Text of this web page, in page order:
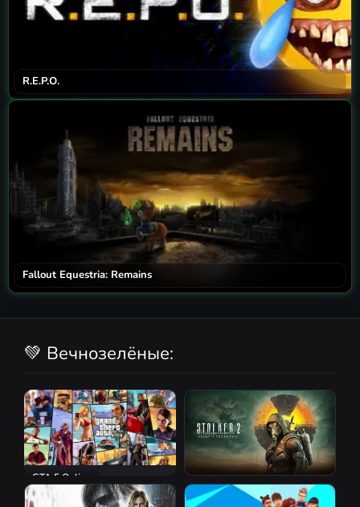
R.E.P.O.
Fallout Equestria: Remains
💚 Вечнозелёные:
GTA 5 Online
S.T.A.L.K.E.R. 2: Heart of
Chornobyl